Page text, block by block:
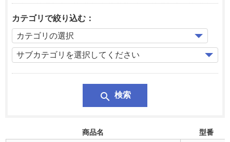
カテゴリで絞り込む：
search 検索
商品名 型番